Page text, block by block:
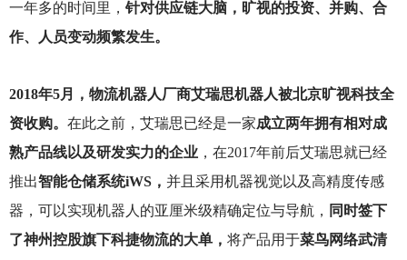
一年多的时间里， 针对供应链大脑，旷视的投资、并购、合
作、人员变动频繁发生。
2018年5月，物流机器人厂商艾瑞思机器人被北京旷视科技全
资收购。 在此之前，艾瑞思已经是一家成立两年拥有相对成
熟产品线以及研发实力的企业，在2017年前后艾瑞思就已经
推出智能仓储系统iWS， 并且采用机器视觉以及高精度传感
器，可以实现机器人的亚厘米级精确定位与导航， 同时签下
了神州控股旗下科捷物流的大单， 将产品用于菜鸟网络武清